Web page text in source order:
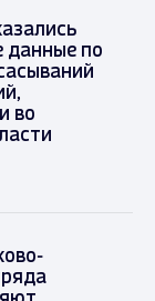
данные по
во